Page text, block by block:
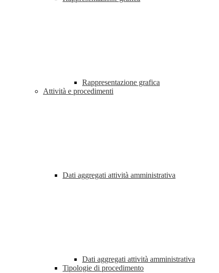
Rappresentazione grafica
Attività e procedimenti
Dati aggregati attività amministrativa
Dati aggregati attività amministrativa
Tipologie di procedimento